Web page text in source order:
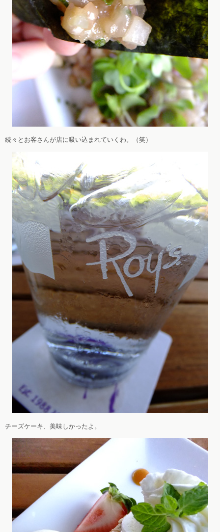
続々とお客さんが店に吸い込まれていくわ。（笑）
チーズケーキ、美味しかったよ。